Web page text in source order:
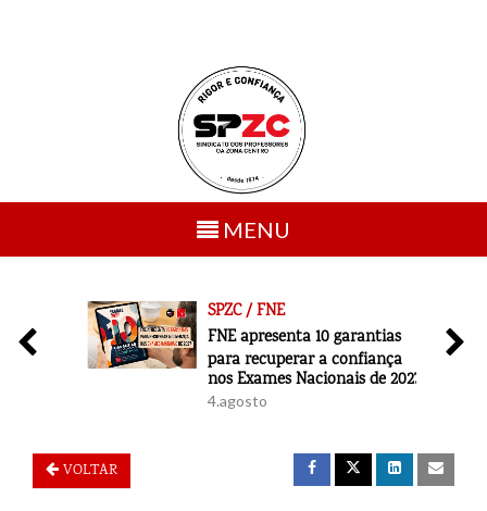
Toggle
navigation
MENU
SPZC / FNE
FNE apresenta 10 garantias
para recuperar a confiança
nos Exames Nacionais de 2027
4.agosto
VOLTAR